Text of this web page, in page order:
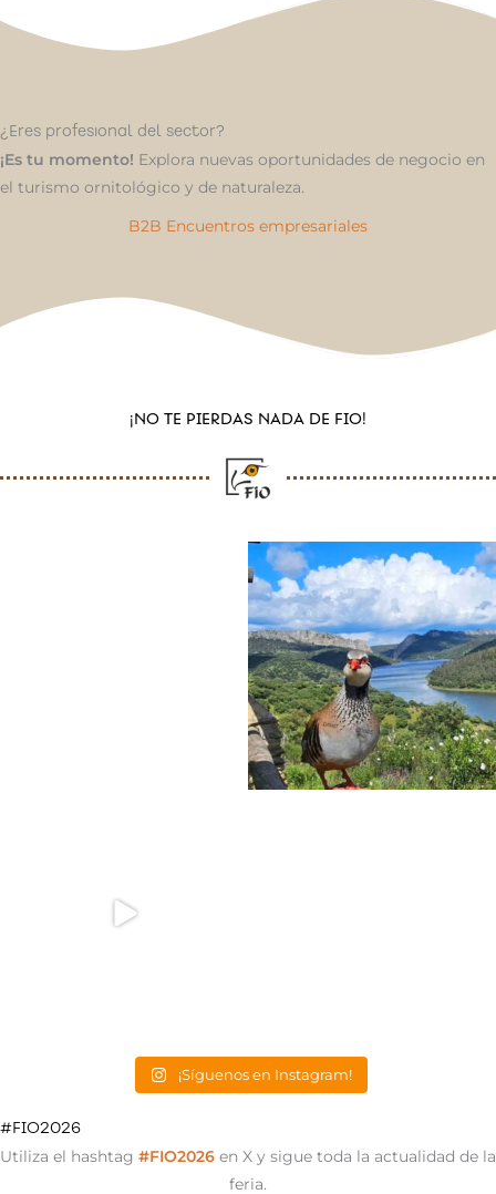
¿Eres profesional del sector?
¡Es tu momento! Explora nuevas oportunidades de negocio en
el turismo ornitológico y de naturaleza.
B2B Encuentros empresariales
¡NO TE PIERDAS NADA DE FIO!
Perdiz roja
Parque Nacional de Monfragüe
...
172 3
¡Síguenos en Instagram!
#FIO2026
Utiliza el hashtag #FIO2026 en X y sigue toda la actualidad de la
feria.